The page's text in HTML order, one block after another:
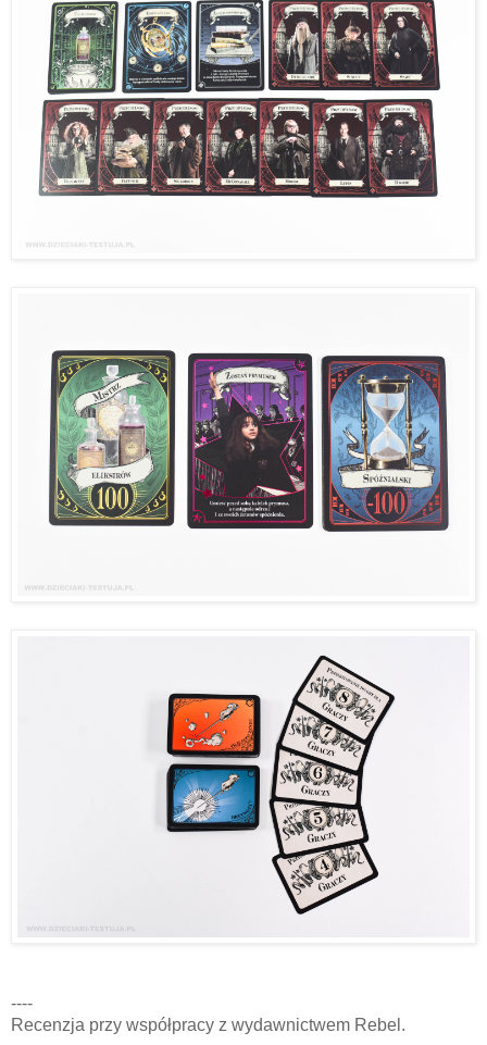
----
Recenzja przy współpracy z wydawnictwem Rebel.